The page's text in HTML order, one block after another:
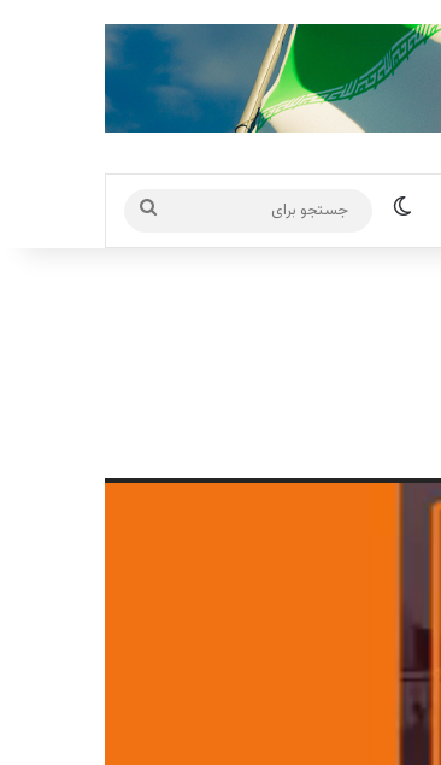
تغییر پوسته
برای